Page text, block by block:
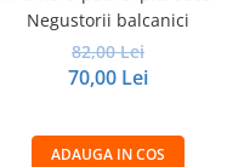
Negustorii balcanici
82,00 Lei
70,00 Lei
ADAUGA IN COS